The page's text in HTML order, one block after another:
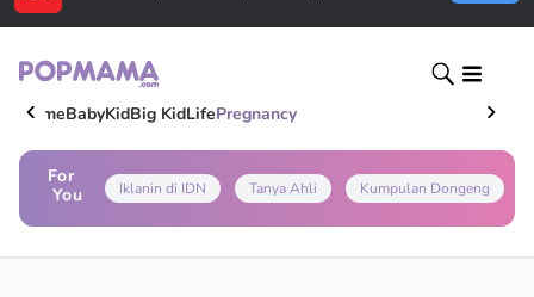
HomeBabyKidBig KidLifePregnancy
For
You
Iklanin di IDN Tanya Ahli Kumpulan Dongeng